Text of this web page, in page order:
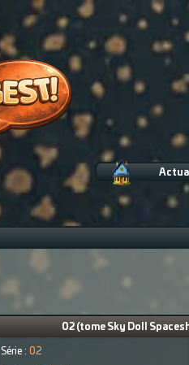
02 (tome Sky Doll
Série : 02